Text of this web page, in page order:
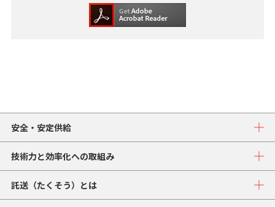
安全・安定供給
技術力と効率化への取組み
託送（たくそう）とは